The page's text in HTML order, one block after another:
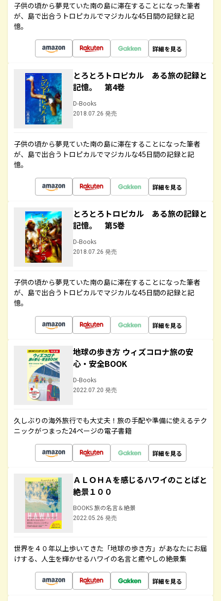
子供の頃から夢見ていた南の島に滞在することになった筆者
が、島で出合うトロピカルでマジカルな45日間の記録と記
憶。
詳細を見る
とろとろトロピカル ある旅の記録と
記憶。 第4巻
D-Books
2018.07.26 発売
子供の頃から夢見ていた南の島に滞在することになった筆者
が、島で出合うトロピカルでマジカルな45日間の記録と記
憶。
詳細を見る
とろとろトロピカル ある旅の記録と
記憶。 第5巻
D-Books
2018.07.26 発売
子供の頃から夢見ていた南の島に滞在することになった筆者
が、島で出合うトロピカルでマジカルな45日間の記録と記
憶。
詳細を見る
地球の歩き方 ウィズコロナ旅の安
心・安全BOOK
D-Books
2022.07.20 発売
久しぶりの海外旅行でも大丈夫！旅の手配や準備に使えるテク
ニックがつまった24ページの電子書籍
詳細を見る
ＡＬＯＨＡを感じるハワイのことばと
絶景１００
BOOKS 旅の名言＆絶景
2022.05.26 発売
世界を４０年以上歩いてきた「地球の歩き方」があなたにお届
けする、人生を輝かせるハワイの名言と癒やしの絶景集
詳細を見る